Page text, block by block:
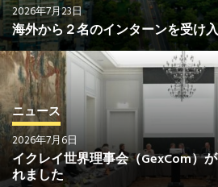
2026年7月23日
海外から２名のインターンを受け
ニュース
2026年7月6日
イクレイ世界理事会（GexCom）
れました